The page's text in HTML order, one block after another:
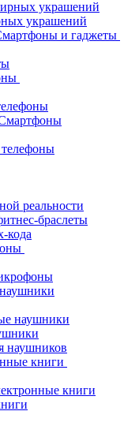
украшений
и гаджеты
реальности
браслеты
кода
наушники
наушников
книги
книги